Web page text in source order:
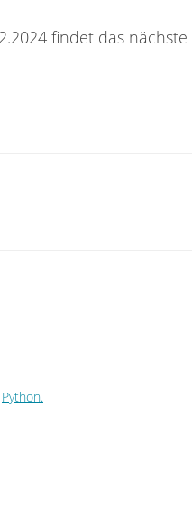
findet das nächste
Python.